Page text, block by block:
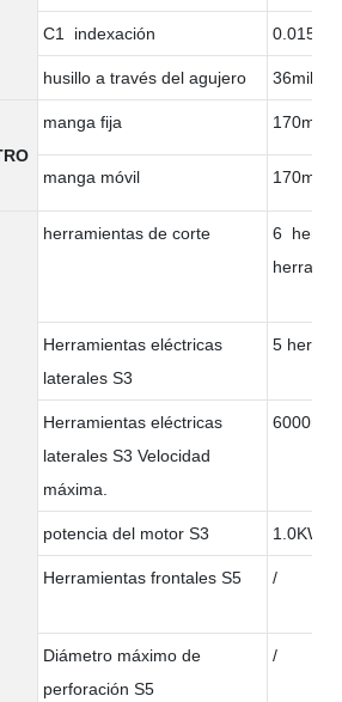
C1 indexación 0.015°
husillo a través del agujero
manga fija
manga móvil
herramientas de corte
6
Herramientas eléctricas
laterales S3
5
Herramientas eléctricas
laterales S3 Velocidad
máxima.
6000rpm
potencia del motor S3 1.0KW
Herramientas frontales S5 /
Diámetro máximo de
perforación S5
/